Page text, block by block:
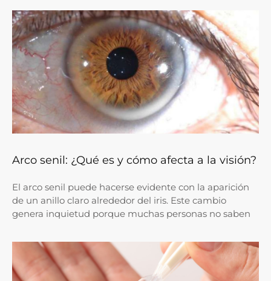
Arco senil: ¿Qué es y cómo afecta a la visión?
El arco senil puede hacerse evidente con la aparición
de un anillo claro alrededor del iris. Este cambio
genera inquietud porque muchas personas no saben